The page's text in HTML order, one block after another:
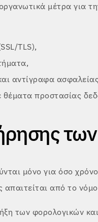
μέτρα για
TLS),
αντίγραφα
προστασίας
μόνο για όσο
από το
των φορολογικών